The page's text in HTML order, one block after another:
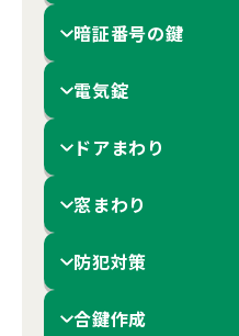
暗証番号の鍵
電気錠
ドアまわり
窓まわり
防犯対策
合鍵作成